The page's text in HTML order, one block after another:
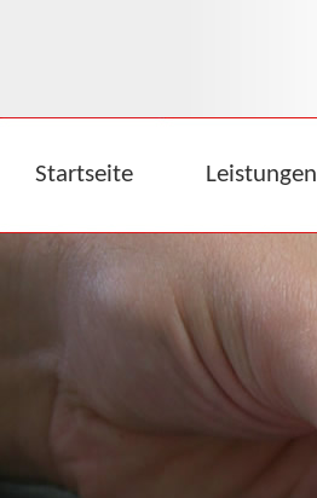
Startseite Leistungen